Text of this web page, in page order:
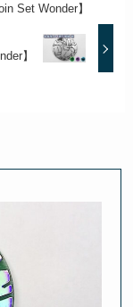
Set Wonder】
】